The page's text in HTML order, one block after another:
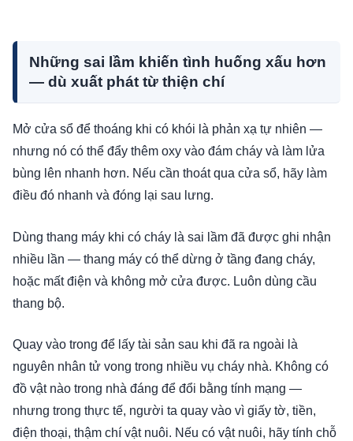
Những sai lầm khiến tình huống xấu hơn
— dù xuất phát từ thiện chí
Mở cửa sổ để thoáng khi có khói là phản xạ tự nhiên —
nhưng nó có thể đẩy thêm oxy vào đám cháy và làm lửa
bùng lên nhanh hơn. Nếu cần thoát qua cửa sổ, hãy làm
điều đó nhanh và đóng lại sau lưng.
Dùng thang máy khi có cháy là sai lầm đã được ghi nhận
nhiều lần — thang máy có thể dừng ở tầng đang cháy,
hoặc mất điện và không mở cửa được. Luôn dùng cầu
thang bộ.
Quay vào trong để lấy tài sản sau khi đã ra ngoài là
nguyên nhân tử vong trong nhiều vụ cháy nhà. Không có
đồ vật nào trong nhà đáng để đổi bằng tính mạng —
nhưng trong thực tế, người ta quay vào vì giấy tờ, tiền,
điện thoại, thậm chí vật nuôi. Nếu có vật nuôi, hãy tính chỗ